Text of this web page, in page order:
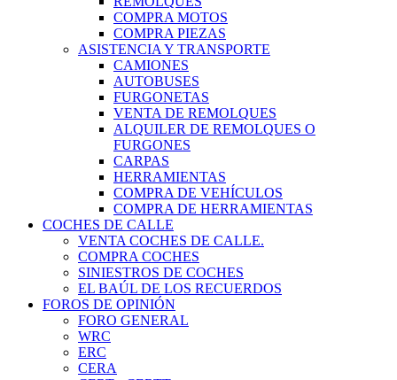
COMPRA MOTOS
COMPRA PIEZAS
ASISTENCIA Y TRANSPORTE
CAMIONES
AUTOBUSES
FURGONETAS
VENTA DE REMOLQUES
ALQUILER DE REMOLQUES O
FURGONES
CARPAS
HERRAMIENTAS
COMPRA DE VEHÍCULOS
COMPRA DE HERRAMIENTAS
COCHES DE CALLE
VENTA COCHES DE CALLE.
COMPRA COCHES
SINIESTROS DE COCHES
EL BAÚL DE LOS RECUERDOS
FOROS DE OPINIÓN
FORO GENERAL
WRC
ERC
CERA